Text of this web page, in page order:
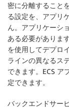
密に分離すること
る設定を、アプリ
ん。アプリケーシ
ある必要がありま
を使用してデプロ
ラインの異なるス
できます。ECS ア
定できます。
バックエンドサー